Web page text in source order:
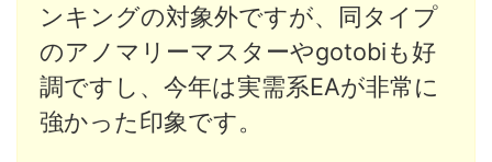
ンキングの対象外ですが、同タイプ
のアノマリーマスターやgotobiも好
調ですし、今年は実需系EAが非常に
強かった印象です。